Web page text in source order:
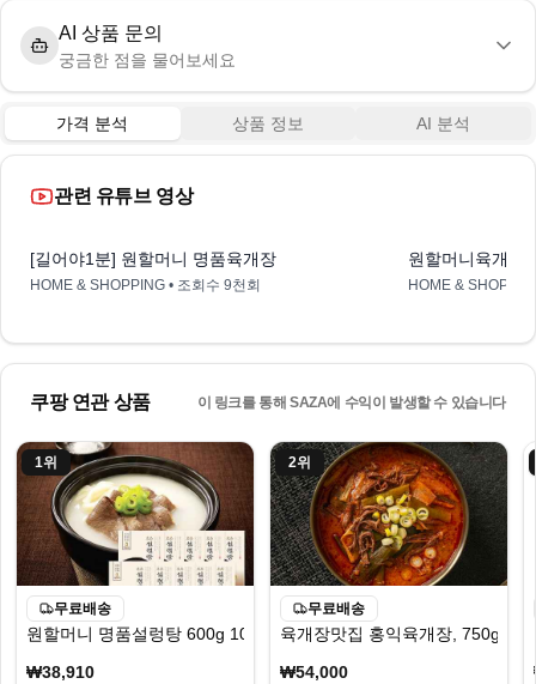
AI 상품 문의
궁금한 점을 물어보세요
가격 분석 상품 정보 AI 분석
관련 유튜브 영상
[길어야1분] 원할머니 명품육개장
HOME & SHOPPING • 조회수 9천회
원할머니육개장
HOME &
쿠팡 연관 상품 이 링크를 통해 SAZA에 수익이 발생할 수 있습니다
1위
무료배송
원할머니 명품설렁탕 600g 10팩
₩38,910
2위
무료배송
육개장맛집 홍익육개장, 750g, 5개
₩54,000